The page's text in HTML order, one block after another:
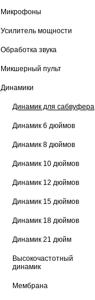
Микрофоны
Усилитель мощности
Обработка звука
Микшерный пульт
Динамики
Динамик для сабвуфера
Динамик 6 дюймов
Динамик 8 дюймов
Динамик 10 дюймов
Динамик 12 дюймов
Динамик 15 дюймов
Динамик 18 дюймов
Динамик 21 дюйм
Высокочастотный
динамик
Мембрана